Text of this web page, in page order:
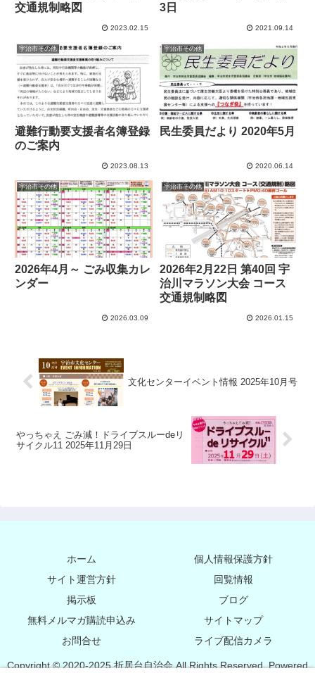
交通規制略図
2023.02.15
3日
2021.09.14
宇治市その他
避難行動要支援者名簿登録
のご案内
2023.08.13
宇治市その他
民生委員だより 2020年5月
2020.06.14
宇治市その他
2026年4月～ ごみ収集カレ
ンダー
2026.03.09
宇治市その他
2026年2月22日 第40回 宇
治川マラソン大会 コース
交通規制略図
2026.01.15
文化センターイベント情報 2025年10月号
やっちゃえ ごみ減！ドライブスルーdeリ
サイクル11 2025年11月29日
ホーム
個人情報保護方針
サイト運営方針
回覧情報
掲示板
ブログ
無料メルマガ購読申込み
サイトマップ
お問合せ
ライブ配信カメラ
Copyright © 2020-2025 折居台自治会 All Rights Reserved. Powered